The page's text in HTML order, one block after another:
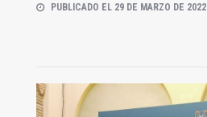
PUBLICADO EL 29 DE MARZO DE 2022